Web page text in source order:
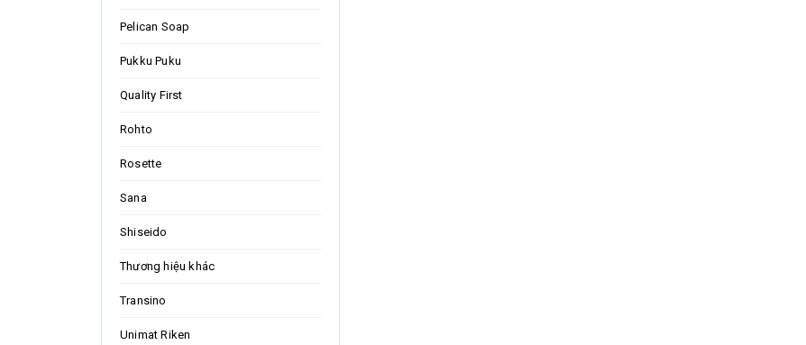
Pelican Soap
Pukku Puku
Quality First
Rohto
Rosette
Sana
Shiseido
Thương hiệu khác
Transino
Unimat Riken